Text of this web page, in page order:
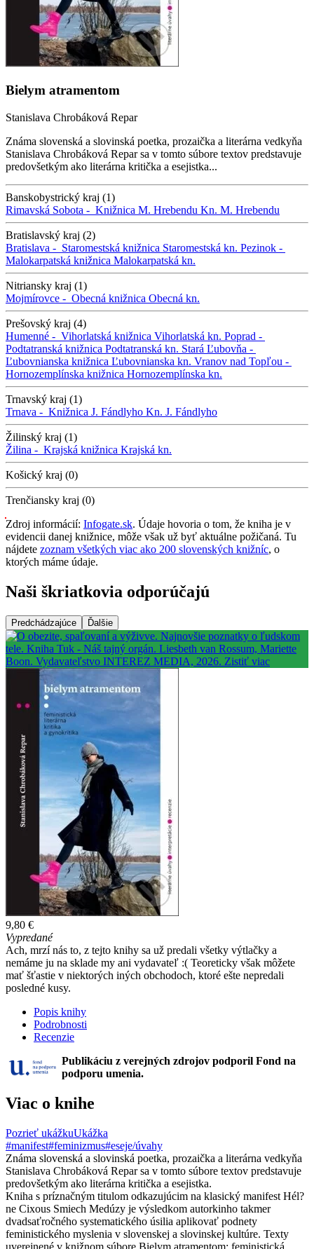
Bielym atramentom
Stanislava Chrobáková Repar
Známa slovenská a slovinská poetka, prozaička a literárna vedkyňa
Stanislava Chrobáková Repar sa v tomto súbore textov predstavuje
predovšetkým ako literárna kritička a esejistka...
Banskobystrický kraj (1)
Rimavská Sobota - Knižnica M. Hrebendu Kn. M. Hrebendu
Bratislavský kraj (2)
Bratislava - Staromestská knižnica Staromestská kn. Pezinok -
Malokarpatská knižnica Malokarpatská kn.
Nitriansky kraj (1)
Mojmírovce - Obecná knižnica Obecná kn.
Prešovský kraj (4)
Humenné - Vihorlatská knižnica Vihorlatská kn. Poprad -
Podtatranská knižnica Podtatranská kn. Stará Ľubovňa -
Ľubovnianska knižnica Ľubovnianska kn. Vranov nad Topľou -
Hornozemplínska knižnica Hornozemplínska kn.
Trnavský kraj (1)
Trnava - Knižnica J. Fándlyho Kn. J. Fándlyho
Žilinský kraj (1)
Žilina - Krajská knižnica Krajská kn.
Košický kraj (0)
Trenčiansky kraj (0)
Zdroj informácií: Infogate.sk. Údaje hovoria o tom, že kniha je v
evidencii danej knižnice, môže však už byť aktuálne požičaná. Tu
nájdete zoznam všetkých viac ako 200 slovenských knižníc, o
ktorých máme údaje.
Naši škriatkovia odporúčajú
Predchádzajúce Ďalšie
9,80 €
Vypredané
Ach, mrzí nás to, z tejto knihy sa už predali všetky výtlačky a
nemáme ju na sklade my ani vydavateľ :( Teoreticky však môžete
mať šťastie v niektorých iných obchodoch, ktoré ešte nepredali
posledné kusy.
Popis knihy
Podrobnosti
Recenzie
Publikáciu z verejných zdrojov podporil Fond na
podporu umenia.
Viac o knihe
Pozrieť ukážkuUkážka
#manifest#feminizmus#eseje/úvahy
Známa slovenská a slovinská poetka, prozaička a literárna vedkyňa
Stanislava Chrobáková Repar sa v tomto súbore textov predstavuje
predovšetkým ako literárna kritička a esejistka.
Kniha s príznačným titulom odkazujúcim na klasický manifest Hél?
ne Cixous Smiech Medúzy je výsledkom autorkinho takmer
dvadsaťročného systematického úsilia aplikovať podnety
feministického myslenia v slovenskej a slovinskej kultúre. Texty
uverejnené v knižnom súbore Bielym atramentom: feministická